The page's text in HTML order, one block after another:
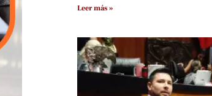
Leer más »